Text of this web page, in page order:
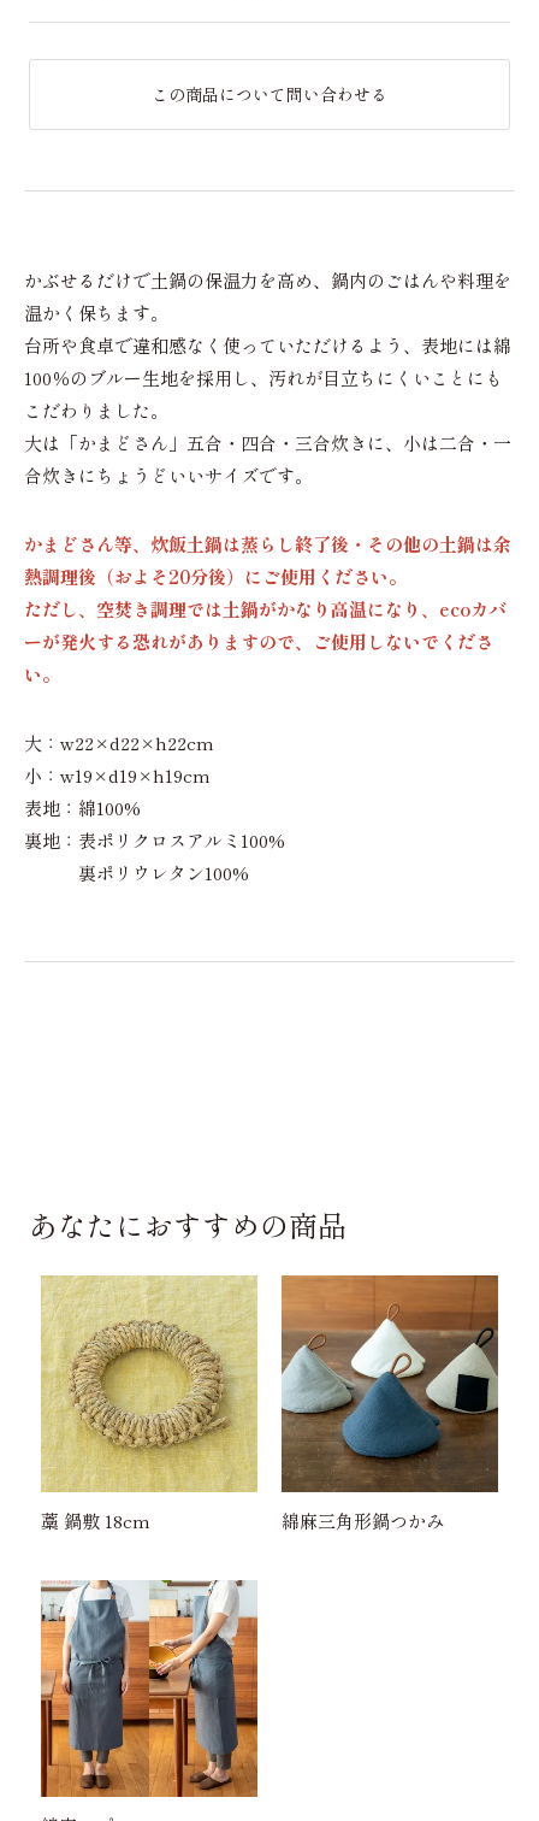
この商品について問い合わせる
かぶせるだけで土鍋の保温力を高め、鍋内のごはんや料理を
温かく保ちます。
台所や食卓で違和感なく使っていただけるよう、表地には綿
100％のブルー生地を採用し、汚れが目立ちにくいことにも
こだわりました。
大は「かまどさん」五合・四合・三合炊きに、小は二合・一
合炊きにちょうどいいサイズです。
かまどさん等、炊飯土鍋は蒸らし終了後・その他の土鍋は余
熱調理後（およそ20分後）にご使用ください。
ただし、空焚き調理では土鍋がかなり高温になり、ecoカバ
ーが発火する恐れがありますので、ご使用しないでくださ
い。
大：w22×d22×h22cm
小：w19×d19×h19cm
表地：綿100%
裏地：表ポリクロスアルミ100%
裏ポリウレタン100%
あなたにおすすめの商品
藁 鍋敷 18cm 綿麻三角形鍋つかみ